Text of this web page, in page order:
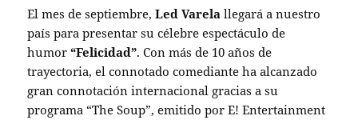
El mes de septiembre,Led Varela llegará a nuestro
país para presentar su célebre espectáculo de
humor“Felicidad”. Con más de 10 años de
trayectoria, el connotado comediante ha alcanzado
gran connotación internacional gracias a su
programa “The Soup”, emitido por E! Entertainment